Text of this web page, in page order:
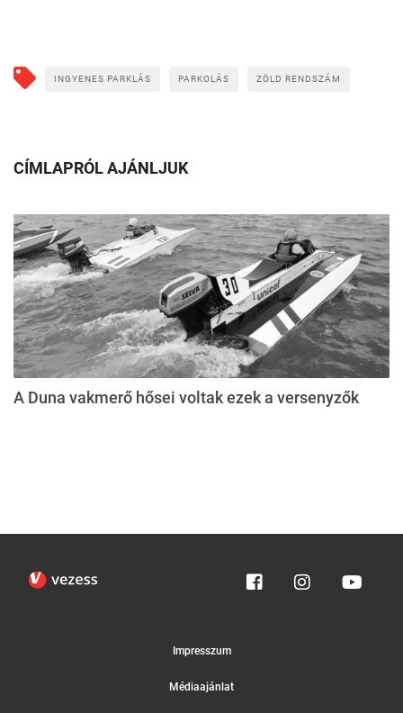
INGYENES PARKLÁS PARKOLÁS ZÖLD RENDSZÁM
CÍMLAPRÓL AJÁNLJUK
A Duna vakmerő hősei voltak ezek a versenyzők
Impresszum
Médiaajánlat